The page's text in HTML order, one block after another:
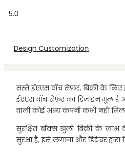
5.0
Design Customization
सस्ते ईएएस वॉच सेफ़र, बिक्री के
ईएएस वॉच सेफ़र का डिज़ाइन मूल है
वाली कोई अन्य कंपनी कभी नहीं
सुरक्षित बॉक्स खुली बिक्री के
सुरक्षा है, इसे लगाना और डिटेचर